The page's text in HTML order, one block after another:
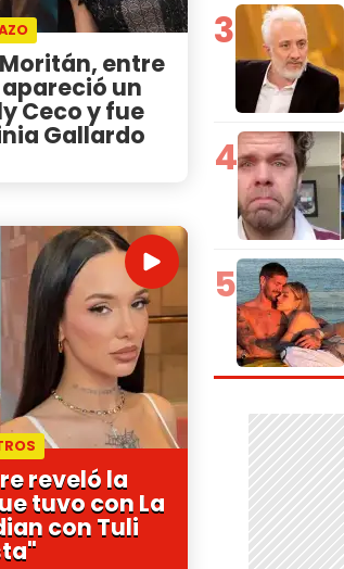
entre
un
Ceco y fue
Gallardo
reveló la
tuvo con La
con Tuli
3
4
5